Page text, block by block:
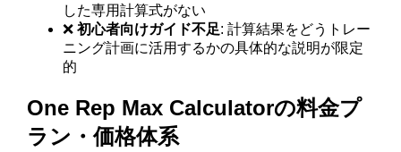
した専用計算式がない
❌初心者向けガイド不足: 計算結果をどうトレー
ニング計画に活用するかの具体的な説明が限定
的
One Rep Max Calculatorの料金プ
ラン・価格体系